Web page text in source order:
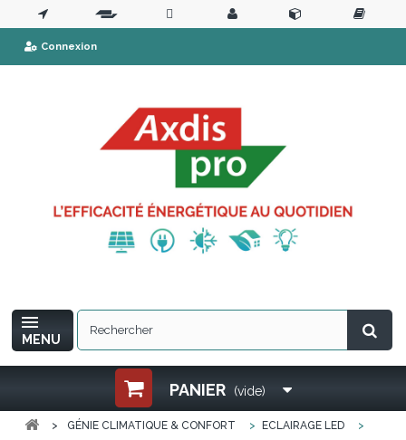
Connexion
PANIER (vide)
MENU
> GÉNIE CLIMATIQUE & CONFORT > ECLAIRAGE LED >